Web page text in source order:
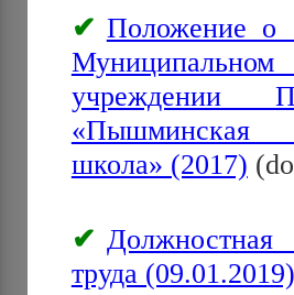
Положение о
учреждении
«Пышминская
школа» (2017)
Должностная
труда (09.01.2019)